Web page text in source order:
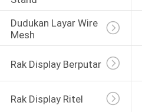
Dudukan Layar Wire
Mesh
Rak Display Berputar
Rak Display Ritel